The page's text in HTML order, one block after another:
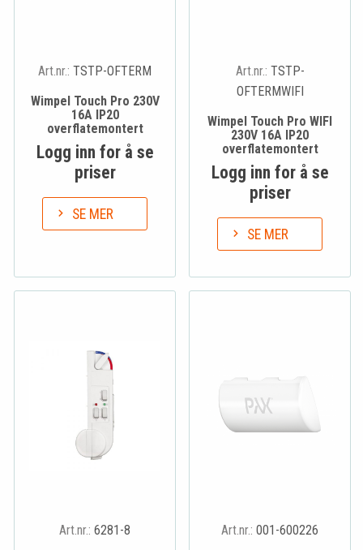
Art.nr.: TSTP-OFTERM
Wimpel Touch Pro 230V
16A IP20
overflatemontert
Logg inn for å se
priser
SE MER
Art.nr.: TSTP-
OFTERMWIFI
Wimpel Touch Pro WIFI
230V 16A IP20
overflatemontert
Logg inn for å se
priser
SE MER
Art.nr.: 6281-8
Art.nr.: 001-600226